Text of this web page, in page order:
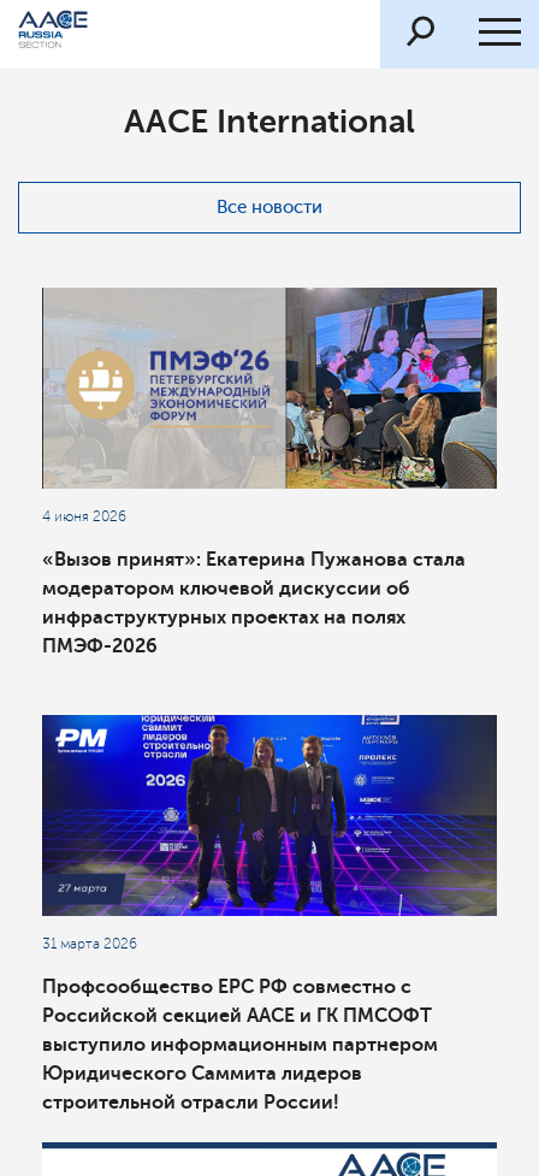
AACE International
Все новости
4 июня 2026
«Вызов принят»: Екатерина Пужанова стала
модератором ключевой дискуссии об
инфраструктурных проектах на полях
ПМЭФ-2026
31 марта 2026
Профсообщество ЕРС РФ совместно с
Российской секцией ААСЕ и ГК ПМСОФТ
выступило информационным партнером
Юридического Саммита лидеров
строительной отрасли России!